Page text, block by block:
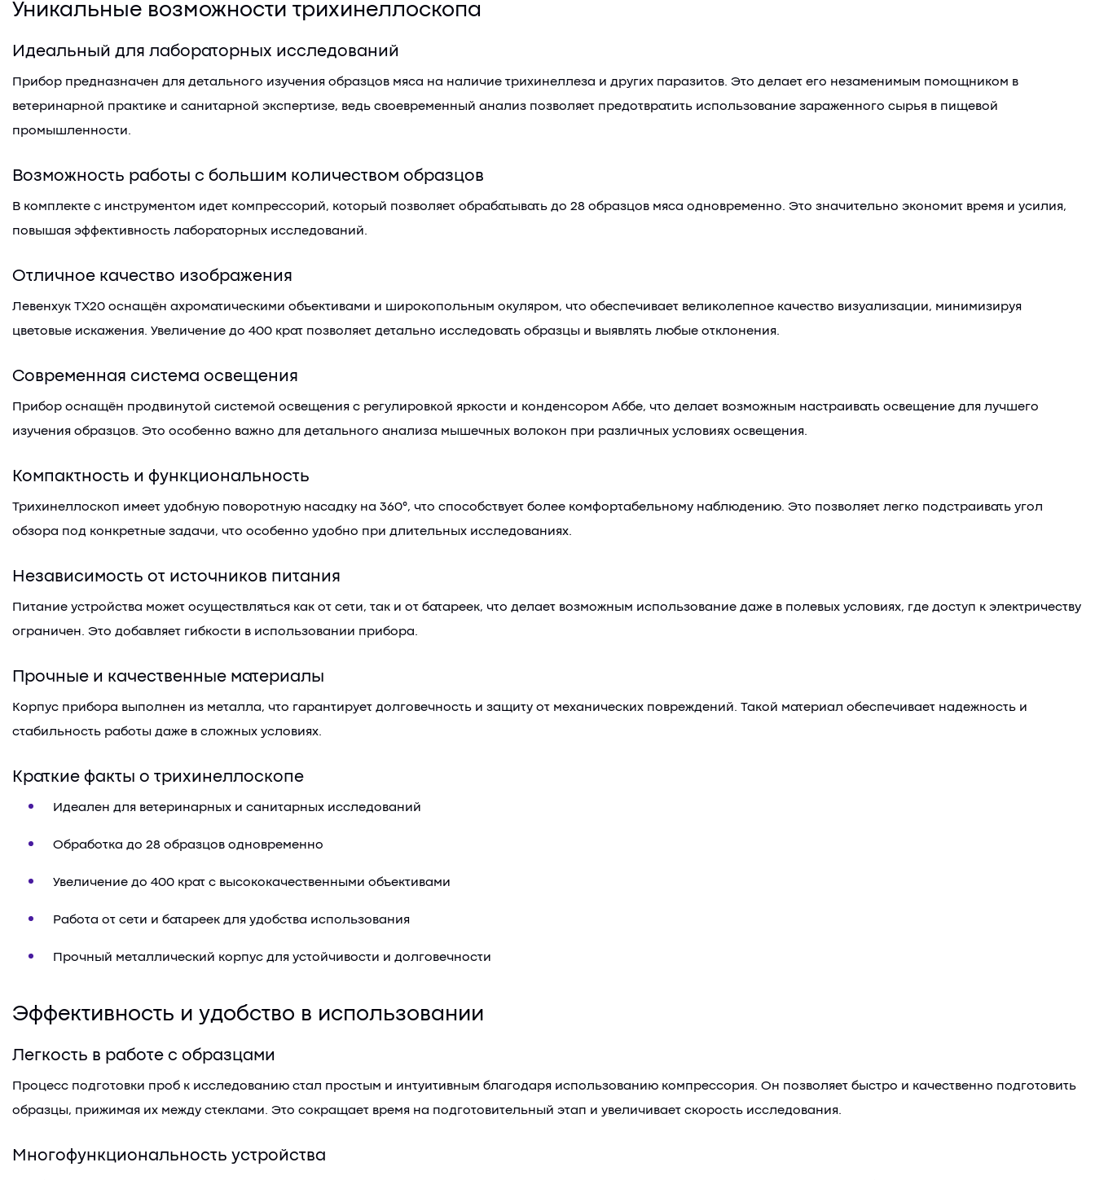
Уникальные возможности трихинеллоскопа
Идеальный для лабораторных исследований
Прибор предназначен для детального изучения образцов мяса на наличие трихинеллеза и других паразитов. Это делает его незаменимым помощником в
ветеринарной практике и санитарной экспертизе, ведь своевременный анализ позволяет предотвратить использование зараженного сырья в пищевой
промышленности.
Возможность работы с большим количеством образцов
В комплекте с инструментом идет компрессорий, который позволяет обрабатывать до 28 образцов мяса одновременно. Это значительно экономит время и усилия,
повышая эффективность лабораторных исследований.
Отличное качество изображения
Левенхук TX20 оснащён ахроматическими объективами и широкопольным окуляром, что обеспечивает великолепное качество визуализации, минимизируя
цветовые искажения. Увеличение до 400 крат позволяет детально исследовать образцы и выявлять любые отклонения.
Современная система освещения
Прибор оснащён продвинутой системой освещения с регулировкой яркости и конденсором Аббе, что делает возможным настраивать освещение для лучшего
изучения образцов. Это особенно важно для детального анализа мышечных волокон при различных условиях освещения.
Компактность и функциональность
Трихинеллоскоп имеет удобную поворотную насадку на 360°, что способствует более комфортабельному наблюдению. Это позволяет легко подстраивать угол
обзора под конкретные задачи, что особенно удобно при длительных исследованиях.
Независимость от источников питания
Питание устройства может осуществляться как от сети, так и от батареек, что делает возможным использование даже в полевых условиях, где доступ к электричеству
ограничен. Это добавляет гибкости в использовании прибора.
Прочные и качественные материалы
Корпус прибора выполнен из металла, что гарантирует долговечность и защиту от механических повреждений. Такой материал обеспечивает надежность и
стабильность работы даже в сложных условиях.
Краткие факты о трихинеллоскопе
Идеален для ветеринарных и санитарных исследований
Обработка до 28 образцов одновременно
Увеличение до 400 крат с высококачественными объективами
Работа от сети и батареек для удобства использования
Прочный металлический корпус для устойчивости и долговечности
Эффективность и удобство в использовании
Легкость в работе с образцами
Процесс подготовки проб к исследованию стал простым и интуитивным благодаря использованию компрессория. Он позволяет быстро и качественно подготовить
образцы, прижимая их между стеклами. Это сокращает время на подготовительный этап и увеличивает скорость исследования.
Многофункциональность устройства